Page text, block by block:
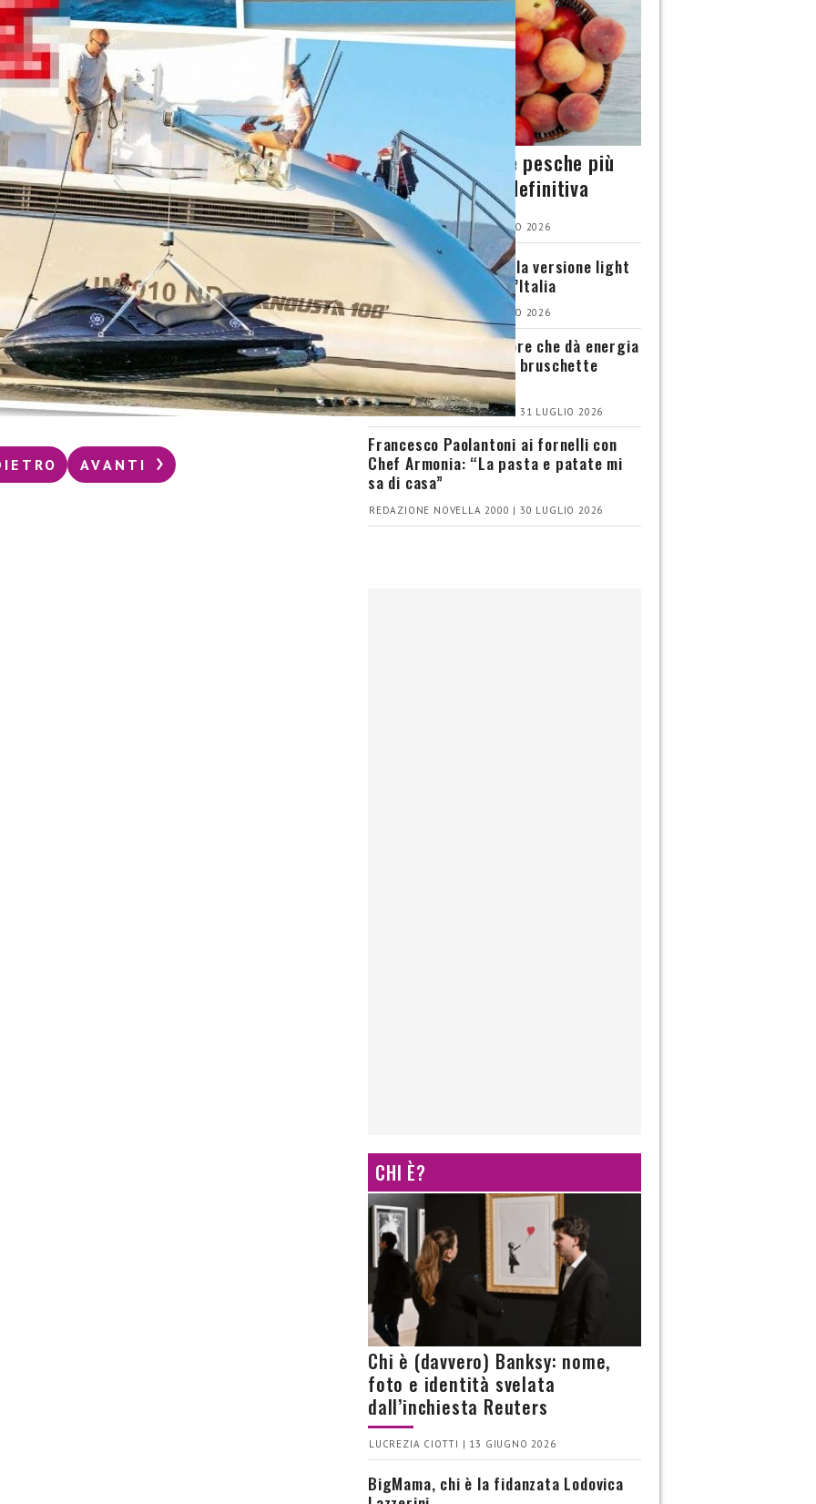
AVANTI
Come scegliere le pesche più
buone? La guida definitiva
LUCREZIA CIOTTI | 2 AGOSTO 2026
Tiramisù senza uova: la versione light
del dolce più amato d’Italia
LUCREZIA CIOTTI | 1 AGOSTO 2026
Grana Padano, il sapore che dà energia
anche d’estate con le bruschette
gourmet
REDAZIONE NOVELLA 2000 | 31 LUGLIO 2026
Francesco Paolantoni ai fornelli con
Chef Armonia: “La pasta e patate mi
sa di casa”
REDAZIONE NOVELLA 2000 | 30 LUGLIO 2026
CHI È?
Chi è (davvero) Banksy: nome,
foto e identità svelata
dall’inchiesta Reuters
LUCREZIA CIOTTI | 13 GIUGNO 2026
BigMama, chi è la fidanzata Lodovica